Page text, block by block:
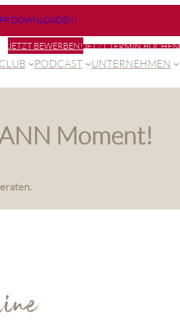
DOWNLOADEN!
JETZT BEWERBEN!JETZT TERMIN BUCHEN
PODCAST UNTERNEHMEN
Moment!